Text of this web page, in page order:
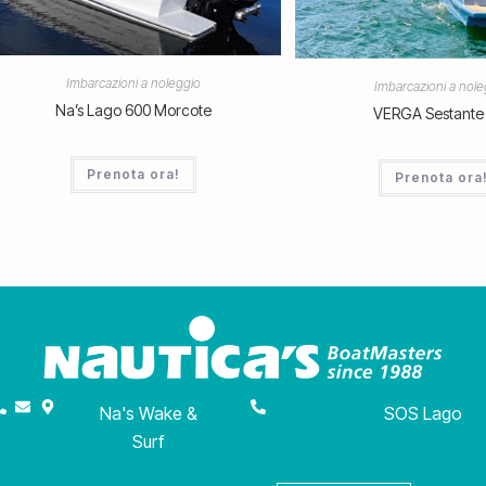
Imbarcazioni a noleggio
Na’s Lago 600 Morcote
Prenota ora!
Imbarcazioni a
VERGA
Prenota
Na's Wake &
Surf
SOS Lago